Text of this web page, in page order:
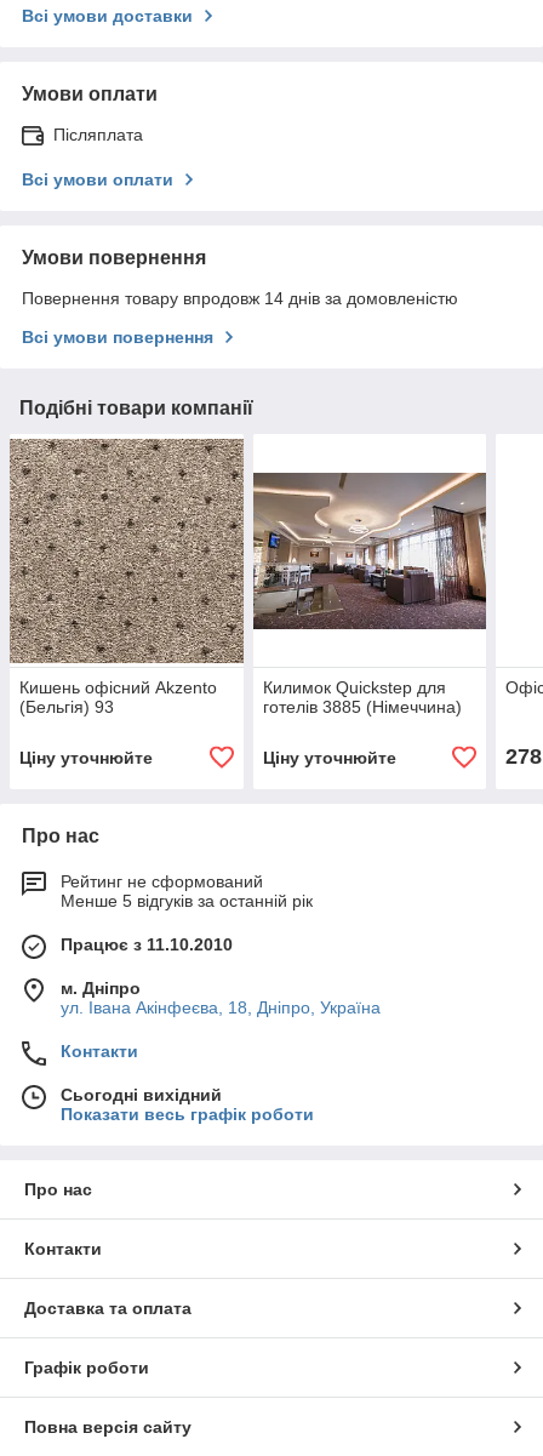
Всі умови доставки
Умови оплати
Післяплата
Всі умови оплати
Умови повернення
Повернення товару впродовж 14 днів за домовленістю
Всі умови повернення
Подібні товари компанії
Кишень офісний Akzento
(Бельгія) 93
Ціну уточнюйте
Килимок Quickstep для
готелів 3885 (Німеччина)
Ціну уточнюйте 278
Про нас
Рейтинг не сформований
Менше 5 відгуків за останній рік
Працює з 11.10.2010
м. Дніпро
ул. Івана Акінфеєва, 18, Дніпро, Україна
Контакти
Сьогодні вихідний
Показати весь графік роботи
Про нас
Контакти
Доставка та оплата
Графік роботи
Повна версія сайту